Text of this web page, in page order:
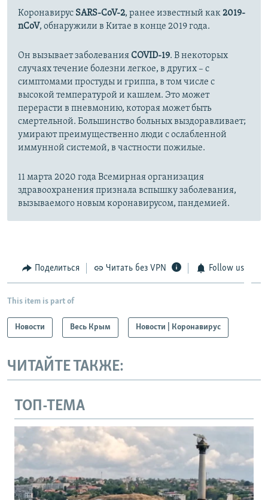
Коронавирус SARS-CoV-2, ранее известный как2019-
nCoV, обнаружили в Китае в конце 2019 года.
Он вызывает заболеванияCOVID-19. В некоторых
случаях течение болезни легкое, в других – с
симптомами простуды и гриппа, в том числе с
высокой температурой и кашлем. Это может
перерасти в пневмонию, которая может быть
смертельной. Большинство больных выздоравливает;
умирают преимущественно люди с ослабленной
иммунной системой, в частности пожилые.
11 марта 2020 года Всемирная организация
здравоохранения признала вспышку заболевания,
вызываемого новым коронавирусом, пандемией.
Поделиться Читать без VPN Follow us
This item is part of
Новости Весь Крым Новости | Коронавирус
ЧИТАЙТЕ ТАКЖЕ:
ТОП-ТЕМА